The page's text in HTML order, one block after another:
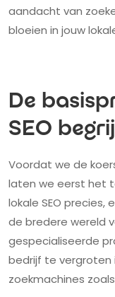
aandacht van
bloeien in jouw
De
SEO
Voordat we de
laten we eerst het
lokale SEO
de bredere wereld
gespecialiseerde
bedrijf te vergroten
zoekmachines